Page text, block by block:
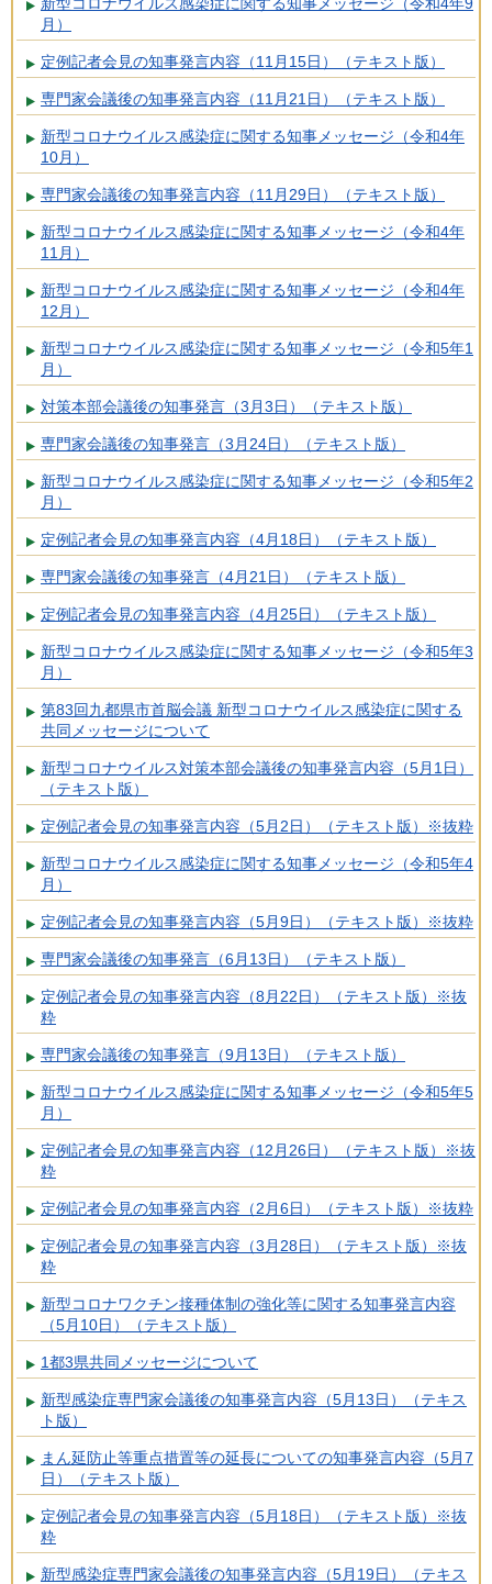
月）
定例記者会見の知事発言内容（11月15日）（テキスト版）
専門家会議後の知事発言内容（11月21日）（テキスト版）
新型コロナウイルス感染症に関する知事メッセージ（令和4年
10月）
専門家会議後の知事発言内容（11月29日）（テキスト版）
新型コロナウイルス感染症に関する知事メッセージ（令和4年
11月）
新型コロナウイルス感染症に関する知事メッセージ（令和4年
12月）
新型コロナウイルス感染症に関する知事メッセージ（令和5年1
月）
対策本部会議後の知事発言（3月3日）（テキスト版）
専門家会議後の知事発言（3月24日）（テキスト版）
新型コロナウイルス感染症に関する知事メッセージ（令和5年2
月）
定例記者会見の知事発言内容（4月18日）（テキスト版）
専門家会議後の知事発言（4月21日）（テキスト版）
定例記者会見の知事発言内容（4月25日）（テキスト版）
新型コロナウイルス感染症に関する知事メッセージ（令和5年3
月）
第83回九都県市首脳会議 新型コロナウイルス感染症に関する
共同メッセージについて
新型コロナウイルス対策本部会議後の知事発言内容（5月1日）
（テキスト版）
定例記者会見の知事発言内容（5月2日）（テキスト版）※抜粋
新型コロナウイルス感染症に関する知事メッセージ（令和5年4
月）
定例記者会見の知事発言内容（5月9日）（テキスト版）※抜粋
専門家会議後の知事発言（6月13日）（テキスト版）
定例記者会見の知事発言内容（8月22日）（テキスト版）※抜
粋
専門家会議後の知事発言（9月13日）（テキスト版）
新型コロナウイルス感染症に関する知事メッセージ（令和5年5
月）
定例記者会見の知事発言内容（12月26日）（テキスト版）※抜
粋
定例記者会見の知事発言内容（2月6日）（テキスト版）※抜粋
定例記者会見の知事発言内容（3月28日）（テキスト版）※抜
粋
新型コロナワクチン接種体制の強化等に関する知事発言内容
（5月10日）（テキスト版）
1都3県共同メッセージについて
新型感染症専門家会議後の知事発言内容（5月13日）（テキス
ト版）
まん延防止等重点措置等の延長についての知事発言内容（5月7
日）（テキスト版）
定例記者会見の知事発言内容（5月18日）（テキスト版）※抜
粋
新型感染症専門家会議後の知事発言内容（5月19日）（テキス